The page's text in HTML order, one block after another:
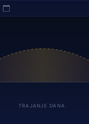
TRAJANJE DANA